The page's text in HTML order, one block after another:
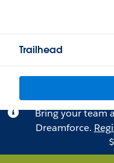
Trailhead
Bring your team
Dreamforce.